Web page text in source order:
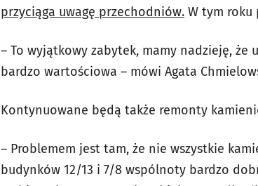
przyciąga uwagę przechodniów. W tym roku
– To wyjątkowy zabytek, mamy nadzieję,
bardzo wartościowa – mówi Agata
Kontynuowane będą także remonty
– Problemem jest tam, że nie wszystkie
budynków 12/13 i 7/8 wspólnoty bardzo